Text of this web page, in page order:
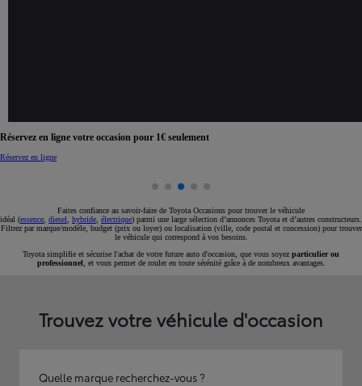
Réservez en ligne votre occasion pour 1€ seulement
Réservez en ligne
Faites confiance au savoir-faire de Toyota Occasions pour trouver le véhicule
idéal (essence diesel hybride électrique) parmi une large sélection d’annonces Toyota et d’autres constructeurs.
Filtrez par marque/modèle, budget (prix ou loyer) ou localisation (ville, code postal et concession) pour trouver
le véhicule qui correspond à vos besoins.
Toyota simplifie et sécurise l'achat de votre future auto d'occasion, que vous soyez particulier ou
professionnel , et vous permet de rouler en toute sérénité grâce à de nombreux avantages.
Trouvez votre véhicule d'occasion
Quelle marque recherchez-vous ?